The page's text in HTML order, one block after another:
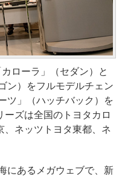
ローラ」（セダン）と
ン）をフルモデルチェン
ツ」（ハッチバック）を
ズは全国のトヨタカロ
、ネッツトヨタ東都、ネ
にあるメガウェブで、新